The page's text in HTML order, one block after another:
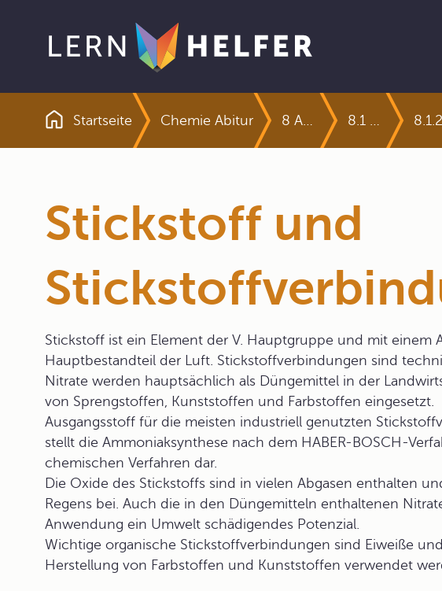
Pfadnavigation
Startseite Chemie Abitur
Stickstoff und
Stickstoff ist ein Element der V. Hauptgruppe und mit einem
Hauptbestandteil der Luft. Stickstoffverbindungen sind
Nitrate werden hauptsächlich als Düngemittel in der
von Sprengstoffen, Kunststoffen und Farbstoffen eingesetzt.
Ausgangsstoff für die meisten industriell genutzten
stellt die Ammoniaksynthese nach dem HABER-BOSCH-
chemischen Verfahren dar.
Die Oxide des Stickstoffs sind in vielen Abgasen enthalten
Regens bei. Auch die in den Düngemitteln enthaltenen
Anwendung ein Umwelt schädigendes Potenzial.
Wichtige organische Stickstoffverbindungen sind Eiweiße
Herstellung von Farbstoffen und Kunststoffen verwendet